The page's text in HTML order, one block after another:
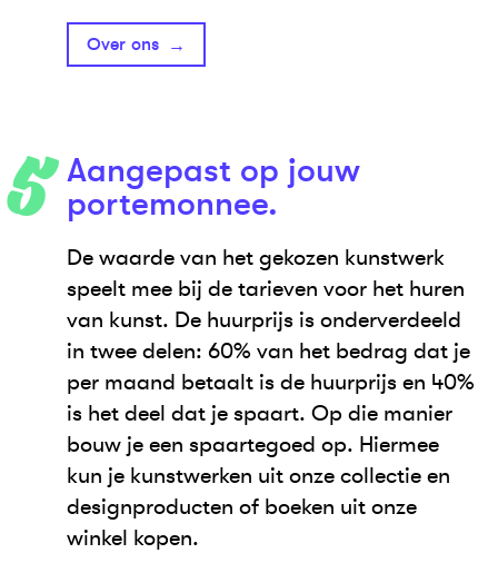
Over ons
Aangepast op jouw
portemonnee.
De waarde van het gekozen kunstwerk
speelt mee bij de tarieven voor het huren
van kunst. De huurprijs is onderverdeeld
in twee delen: 60% van het bedrag dat je
per maand betaalt is de huurprijs en 40%
is het deel dat je spaart. Op die manier
bouw je een spaartegoed op. Hiermee
kun je kunstwerken uit onze collectie en
designproducten of boeken uit onze
winkel kopen.